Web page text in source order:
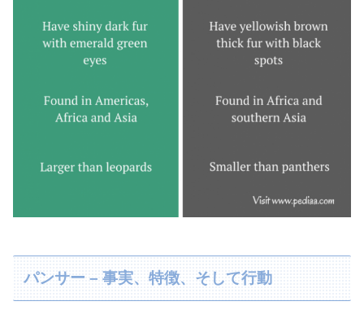
パンサー – 事実、特徴、そして行動